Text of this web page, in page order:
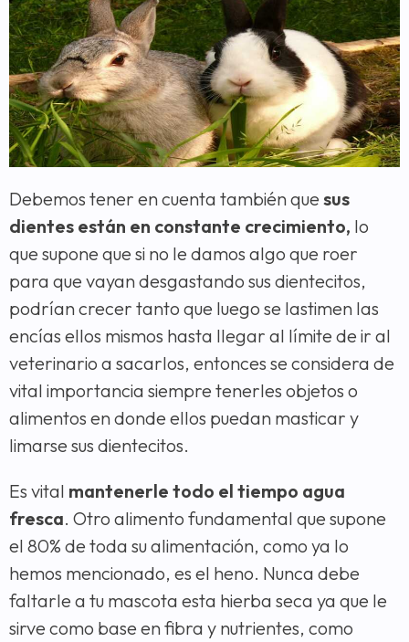
Debemos tener en cuenta también que sus
dientes están en constante crecimiento, lo
que supone que si no le damos algo que roer
para que vayan desgastando sus dientecitos,
podrían crecer tanto que luego se lastimen las
encías ellos mismos hasta llegar al límite de ir al
veterinario a sacarlos, entonces se considera de
vital importancia siempre tenerles objetos o
alimentos en donde ellos puedan masticar y
limarse sus dientecitos.
Es vital mantenerle todo el tiempo agua
fresca. Otro alimento fundamental que supone
el 80% de toda su alimentación, como ya lo
hemos mencionado, es el heno. Nunca debe
faltarle a tu mascota esta hierba seca ya que le
sirve como base en fibra y nutrientes, como